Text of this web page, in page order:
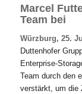
Marcel
Team bei
Würzburg, 25.
Duttenhofer
Enterprise-
Team durch den
verstärkt, um die